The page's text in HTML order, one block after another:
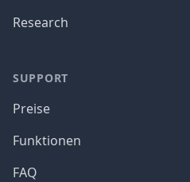
Research
SUPPORT
Preise
Funktionen
FAQ